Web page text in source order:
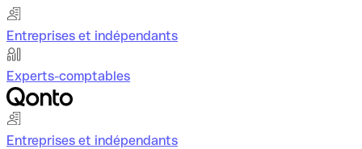
Entreprises et indépendants
Experts-comptables
Entreprises et indépendants